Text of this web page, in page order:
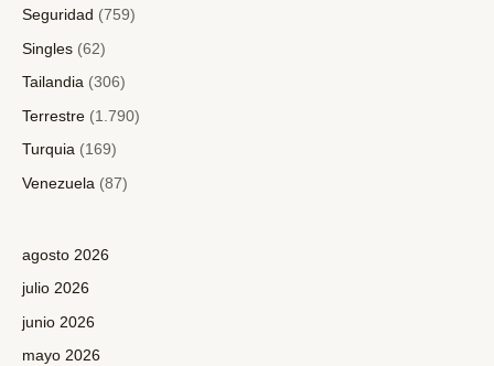
Seguridad (759)
Singles (62)
Tailandia (306)
Terrestre (1.790)
Turquia (169)
Venezuela (87)
agosto 2026
julio 2026
junio 2026
mayo 2026